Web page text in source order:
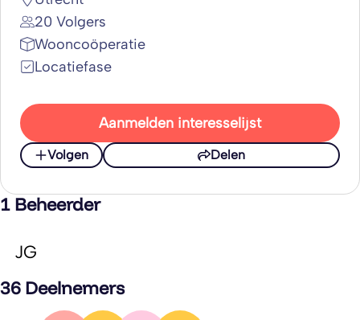
20 Volgers
Wooncoöperatie
Locatiefase
Aanmelden interesselijst
Volgen Delen
1 Beheerder
JG
36 Deelnemers